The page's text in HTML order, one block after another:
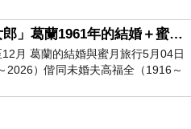
夜遊消暑熱。。。
AI「曼波女郎」葛蘭1961年的結婚＋蜜月旅行 #戀上老電影 #葛蘭 #粟子
月 葛蘭的結婚與蜜月旅行5月04日
2026）偕同未婚夫高福全（1916～
赴倫敦6月15日於英國倫敦St.S